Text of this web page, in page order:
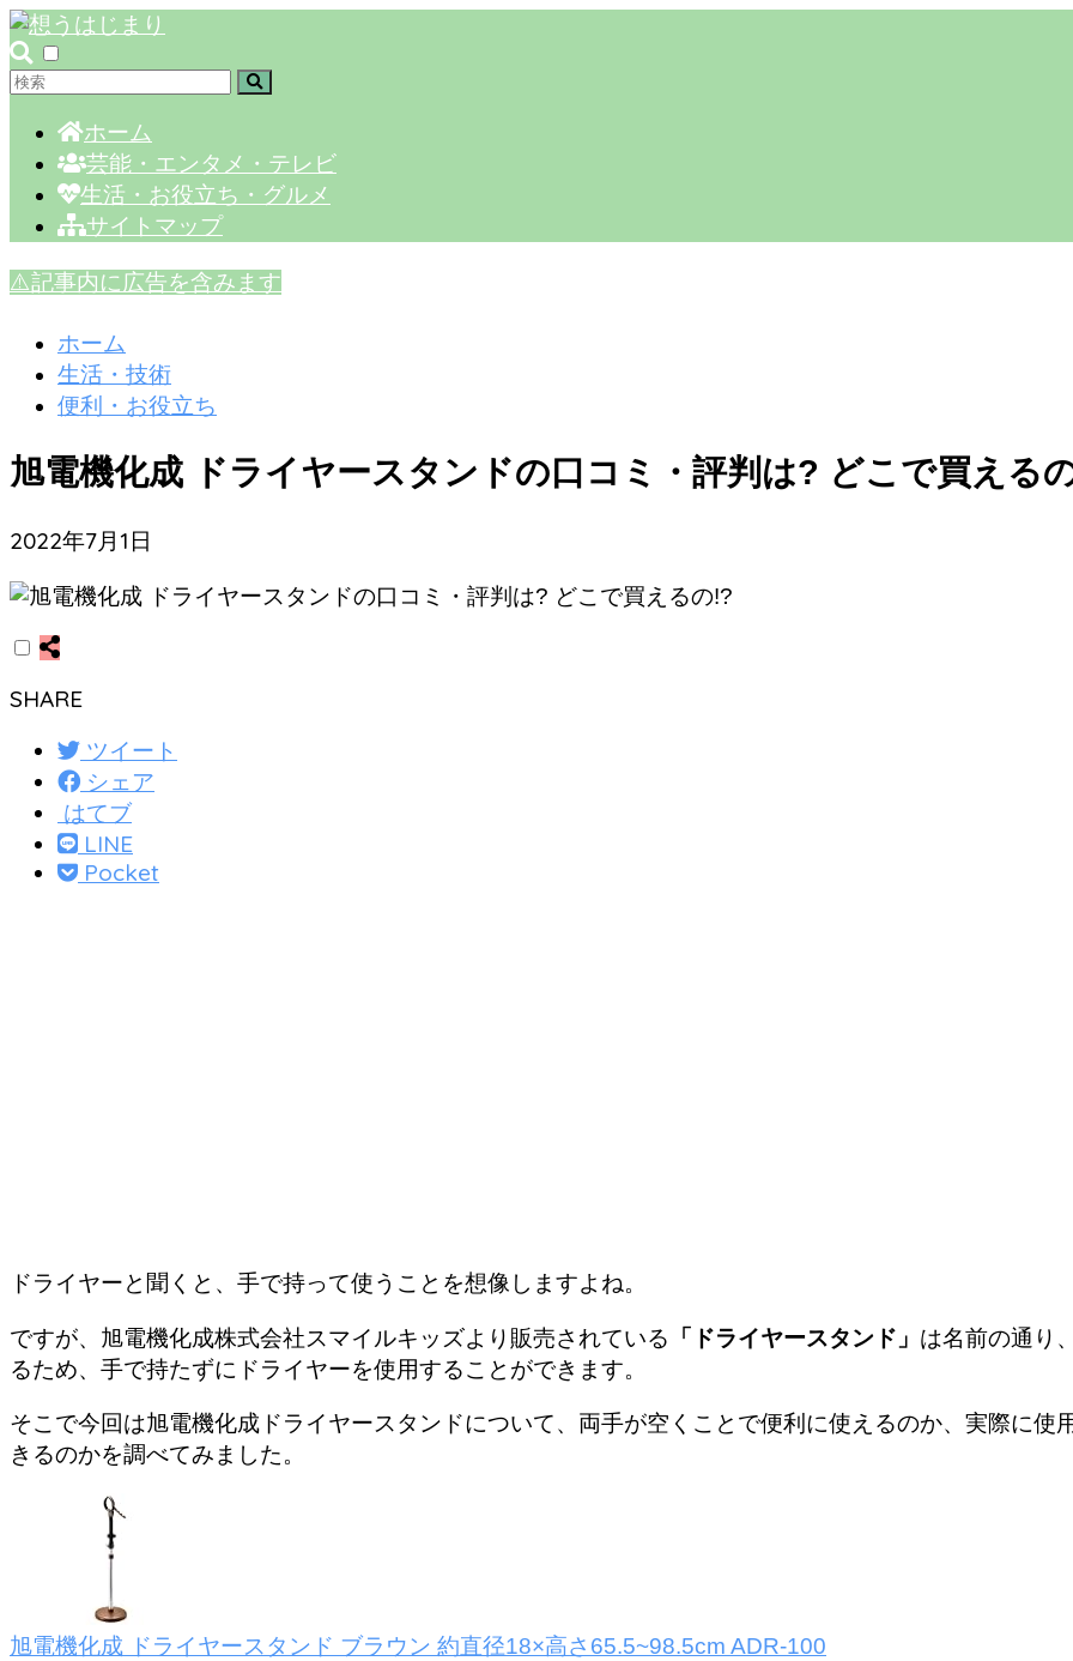
ホーム
芸能・エンタメ・テレビ
生活・お役立ち・グルメ
サイトマップ
⚠️記事内に広告を含みます
ホーム
生活・技術
便利・お役立ち
旭電機化成 ドライヤースタンドの口コミ・評判は? どこで買える
2022年7月1日
SHARE
ツイート
シェア
はてブ
LINE
Pocket
ドライヤーと聞くと、手で持って使うことを想像しますよね。
ですが、旭電機化成株式会社スマイルキッズより販売されている 「ドライヤースタンド」 は名前の通り
るため、手で持たずにドライヤーを使用することができます。
そこで今回は旭電機化成ドライヤースタンドについて、両手が空くことで便利に使えるのか、実際に
きるのかを調べてみました。
旭電機化成 ドライヤースタンド ブラウン 約直径18×高さ65.5~98.5cm ADR-100